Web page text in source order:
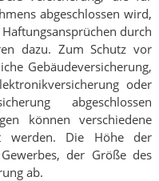
abgeschlossen wird,
durch
dazu. Zum Schutz vor
Gebäudeversicherung,
oder
abgeschlossen
können verschiedene
werden. Die Höhe der
der Größe des
ab.